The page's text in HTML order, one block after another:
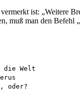
ist: „Weitere
muß man den
die Welt
oder?